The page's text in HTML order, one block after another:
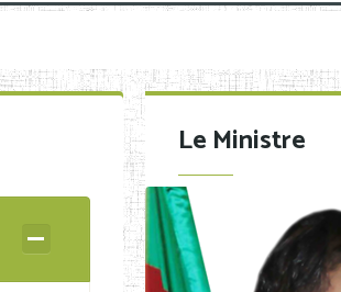
disponibles
Demande de
Le Ministre